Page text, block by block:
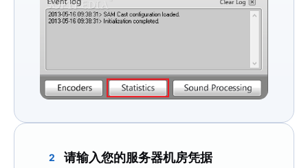
2 请输入您的服务器机房凭据